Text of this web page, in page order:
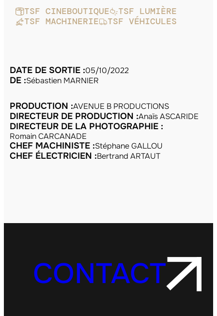
TSF CINEBOUTIQUE
TSF LUMIÈRE
TSF MACHINERIE
TSF VÉHICULES
DATE DE SORTIE :05/10/2022
DE :Sébastien MARNIER
PRODUCTION :AVENUE B PRODUCTIONS
DIRECTEUR DE PRODUCTION :Anaïs ASCARIDE
DIRECTEUR DE LA PHOTOGRAPHIE :
Romain CARCANADE
CHEF MACHINISTE :Stéphane GALLOU
CHEF ÉLECTRICIEN :Bertrand ARTAUT
CONTACT